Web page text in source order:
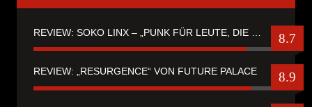
8.7
REVIEW: „RESURGENCE“ VON FUTURE PALACE 8.9